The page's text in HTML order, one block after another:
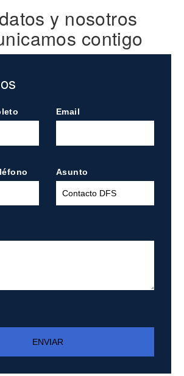
y nosotros
contigo
Email
Asunto
ENVIAR